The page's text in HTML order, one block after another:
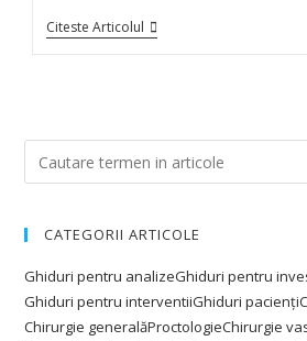
Citeste Articolul
CATEGORII ARTICOLE
Ghiduri pentru analizeGhiduri pentru
Ghiduri pentru interventiiGhiduri pacienți
Chirurgie generalăProctologieChirurgie